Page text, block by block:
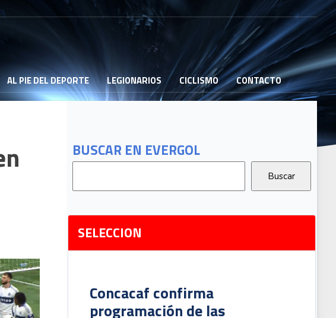
AL PIE DEL DEPORTE LEGIONARIOS CICLISMO CONTACTO
BUSCAR EN EVERGOL
SELECCION
Concacaf confirma
programación de las